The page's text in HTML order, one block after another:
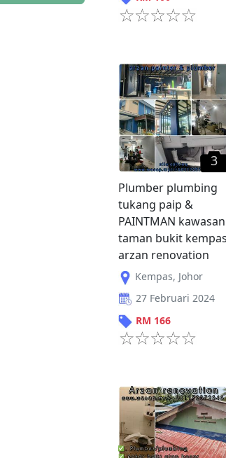
3
Plumber plumbing
tukang paip &
PAINTMAN kawasan
taman bukit kempas
arzan renovation
Kempas, Johor
27 Februari 2024
RM 166